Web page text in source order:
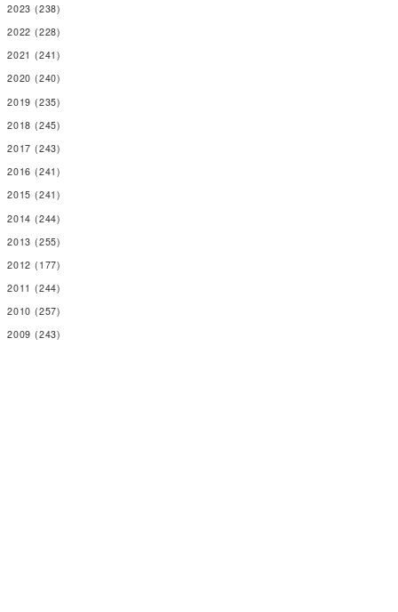
2023 (238)
2022 (228)
2021 (241)
2020 (240)
2019 (235)
2018 (245)
2017 (243)
2016 (241)
2015 (241)
2014 (244)
2013 (255)
2012 (177)
2011 (244)
2010 (257)
2009 (243)